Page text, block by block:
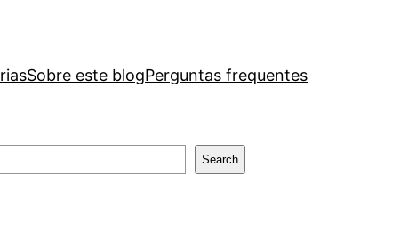
Sobre este blogPerguntas frequentes
Search